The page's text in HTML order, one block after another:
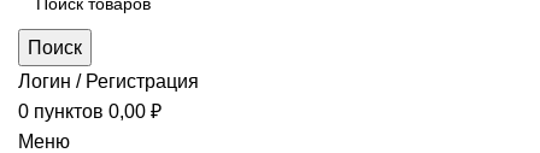
Поиск
Логин / Регистрация
0 пунктов 0,00 ₽
Меню